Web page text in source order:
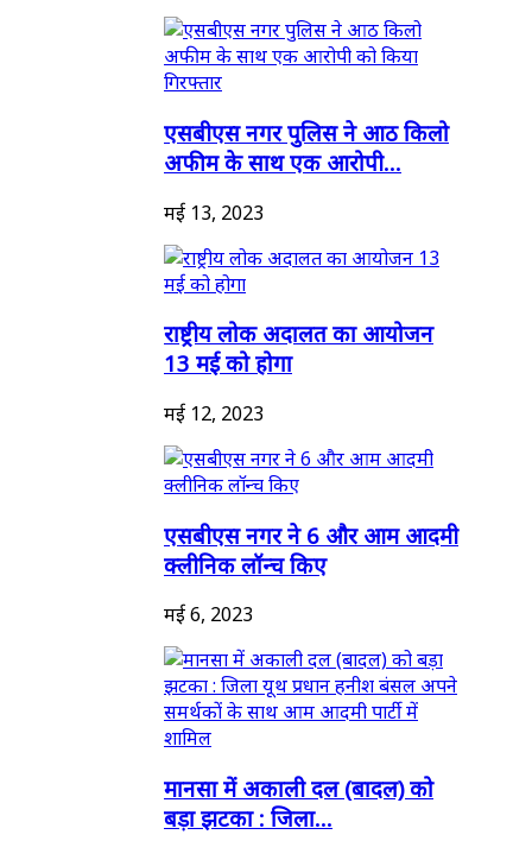
एसबीएस नगर पुलिस ने आठ किलो
अफीम के साथ एक आरोपी...
मई 13, 2023
राष्ट्रीय लोक अदालत का आयोजन
13 मई को होगा
मई 12, 2023
एसबीएस नगर ने 6 और आम आदमी
क्लीनिक लॉन्च किए
मई 6, 2023
मानसा में अकाली दल (बादल) को
बड़ा झटका : जिला...